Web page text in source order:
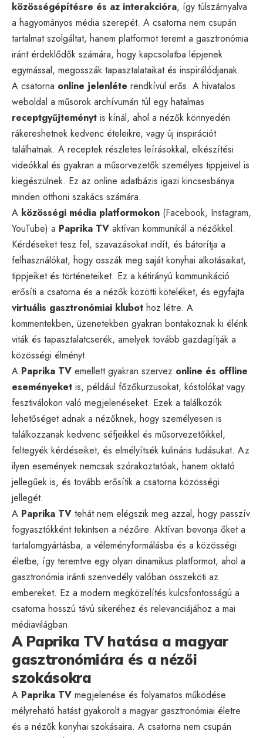
közösségépítésre és az interakcióra, így túlszárnyalva
a hagyományos média szerepét. A csatorna nem csupán
tartalmat szolgáltat, hanem platformot teremt a gasztronómia
iránt érdeklődők számára, hogy kapcsolatba lépjenek
egymással, megosszák tapasztalataikat és inspirálódjanak.
A csatorna online jelenléte rendkívül erős. A hivatalos
weboldal a műsorok archívumán túl egy hatalmas
receptgyűjteményt is kínál, ahol a nézők könnyedén
rákereshetnek kedvenc ételeikre, vagy új inspirációt
találhatnak. A receptek részletes leírásokkal, elkészítési
videókkal és gyakran a műsorvezetők személyes tippjeivel is
kiegészülnek. Ez az online adatbázis igazi kincsesbánya
minden otthoni szakács számára.
A közösségi média platformokon (Facebook, Instagram,
YouTube) a Paprika TV aktívan kommunikál a nézőkkel.
Kérdéseket tesz fel, szavazásokat indít, és bátorítja a
felhasználókat, hogy osszák meg saját konyhai alkotásaikat,
tippjeiket és történeteiket. Ez a kétirányú kommunikáció
erősíti a csatorna és a nézők közötti köteléket, és egyfajta
virtuális gasztronómiai klubot hoz létre. A
kommentekben, üzenetekben gyakran bontakoznak ki élénk
viták és tapasztalatcserék, amelyek tovább gazdagítják a
közösségi élményt.
A Paprika TV emellett gyakran szervez online és offline
eseményeket is, például főzőkurzusokat, kóstolókat vagy
fesztiválokon való megjelenéseket. Ezek a találkozók
lehetőséget adnak a nézőknek, hogy személyesen is
találkozzanak kedvenc séfjeikkel és műsorvezetőikkel,
feltegyék kérdéseiket, és elmélyítsék kulináris tudásukat. Az
ilyen események nemcsak szórakoztatóak, hanem oktató
jellegűek is, és tovább erősítik a csatorna közösségi
jellegét.
A Paprika TV tehát nem elégszik meg azzal, hogy passzív
fogyasztókként tekintsen a nézőire. Aktívan bevonja őket a
tartalomgyártásba, a véleményformálásba és a közösségi
életbe, így teremtve egy olyan dinamikus platformot, ahol a
gasztronómia iránti szenvedély valóban összeköti az
embereket. Ez a modern megközelítés kulcsfontosságú a
csatorna hosszú távú sikeréhez és relevanciájához a mai
médiavilágban.
A Paprika TV hatása a magyar
gasztronómiára és a nézői
szokásokra
A Paprika TV megjelenése és folyamatos működése
mélyreható hatást gyakorolt a magyar gasztronómiai életre
és a nézők konyhai szokásaira. A csatorna nem csupán